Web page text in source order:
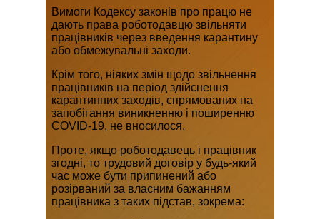
Вимоги Кодексу законів про працю не
дають права роботодавцю звільняти
працівників через введення карантину
або обмежувальні заходи.
Крім того, ніяких змін щодо звільнення
працівників на період здійснення
карантинних заходів, спрямованих на
запобігання виникненню і поширенню
COVID-19, не вносилося.
Проте, якщо роботодавець і працівник
згодні, то трудовий договір у будь-який
час може бути припинений або
розірваний за власним бажанням
працівника з таких підстав, зокрема: